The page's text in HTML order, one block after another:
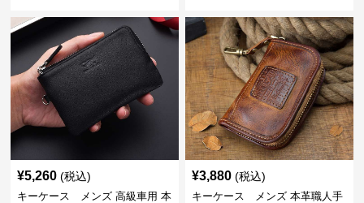
¥5,260 (税込)
キーケース メンズ 高級車用 本
¥3,880 (税込)
キーケース メンズ 本革職人手